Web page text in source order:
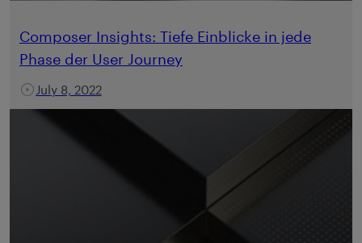
Composer Insights: Tiefe Einblicke in jede
Phase der User Journey
July 8, 2022